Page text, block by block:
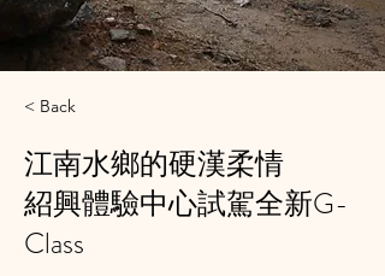
< Back
江南水鄉的硬漢柔情
紹興體驗中心試駕全新G-
Class